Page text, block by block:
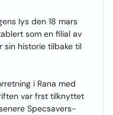
lys den 18 mars
som en filial av
sin historie tilbake til
i Rana med
var frst tilknyttet
Specsavers-